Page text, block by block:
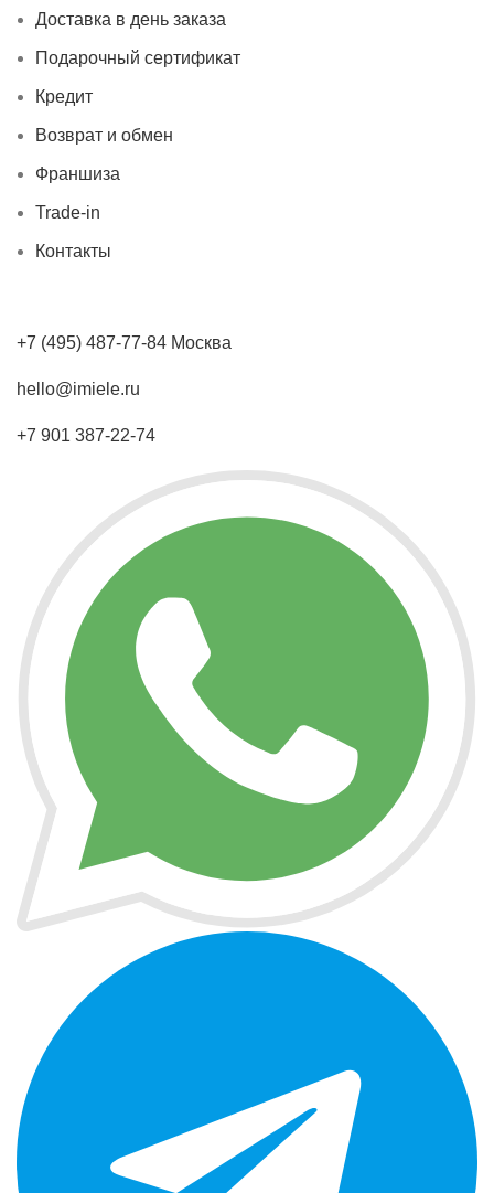
Доставка в день заказа
Подарочный сертификат
Кредит
Возврат и обмен
Франшиза
Trade-in
Контакты
+7 (495) 487-77-84 Москва
hello@imiele.ru
+7 901 387-22-74